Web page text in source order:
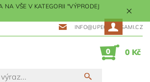
NA VŠE V KATEGORII "VÝPRODEJ
INFO@UPECMESISAMI.CZ
0 0 Kč